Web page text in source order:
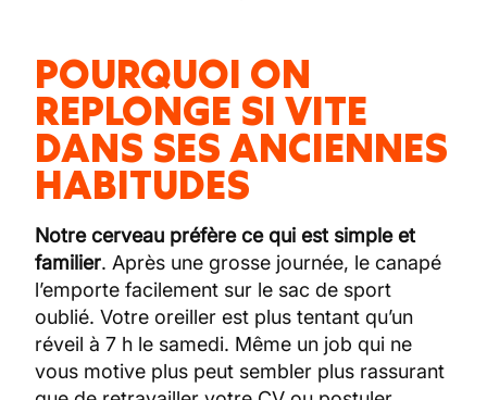
POURQUOI ON
REPLONGE SI VITE
DANS SES ANCIENNES
HABITUDES
Notre cerveau préfère ce qui est simple et
familier. Après une grosse journée, le canapé
l’emporte facilement sur le sac de sport
oublié. Votre oreiller est plus tentant qu’un
réveil à 7 h le samedi. Même un job qui ne
vous motive plus peut sembler plus rassurant